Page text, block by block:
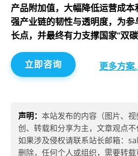
产品附加值，大幅降低运营成
强产业链的韧性与透明度，为参
长点，并最终有力支撑国家“双碳
立即咨询 更多方
声明：本站发布的内容（图片、
创、转载和分享为主，文章观点不
如果涉及侵权请联系站长邮箱：
删除，任何个人或组织，需要转